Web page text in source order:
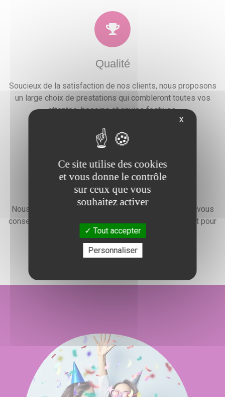
Qualité
Soucieux de la satisfaction de nos clients, nous proposons
un large choix de prestations qui combleront toutes vos
attentes, besoins et envies festives.
Devis gratuit
Nous faisons preuve d'une grande disponibilité pour vous
conseiller, vous renseigner et élaborer un devis gratuit pour
l'organisation de votre événement.
X
Ce site utilise des cookies
et vous donne le contrôle
sur ceux que vous
souhaitez activer
Tout accepter
Personnaliser